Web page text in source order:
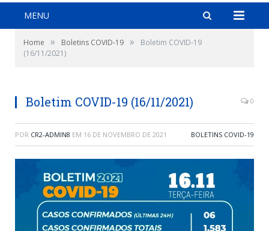
MENU
Home » Boletins COVID-19 »
Boletim COVID-19
(16/11/2021)
Boletim COVID-19 (16/11/2021) 0
POR CR2-ADMIN8 EM 16 DE NOVEMBRO DE 2021 BOLETINS COVID-19